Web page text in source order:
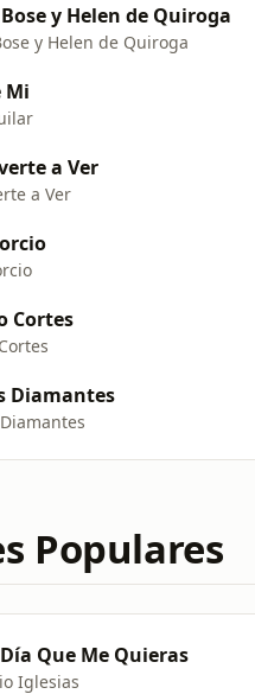
y Helen de Quiroga
y Helen de Quiroga
Mi
a Ver
a Ver
Cortes
Diamantes
Populares
Que Me Quieras
Iglesias